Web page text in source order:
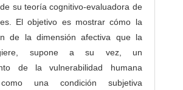
su teoría cognitivo-evaluadora de
El objetivo es mostrar cómo la
de la dimensión afectiva que la
supone a su vez, un
de la vulnerabilidad humana
una condición subjetiva